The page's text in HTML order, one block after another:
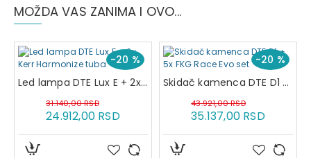
MOŽDA VAS ZANIMA I OVO...
-20 %
Led lampa DTE Lux E + 2x Kerr Harmonize tuba
24.912,00 RSD
31.140,00 RSD
-20 %
Skidač kamenca DTE D1 + 5x FKG Race Evo set
35.137,00 RSD
43.921,00 RSD